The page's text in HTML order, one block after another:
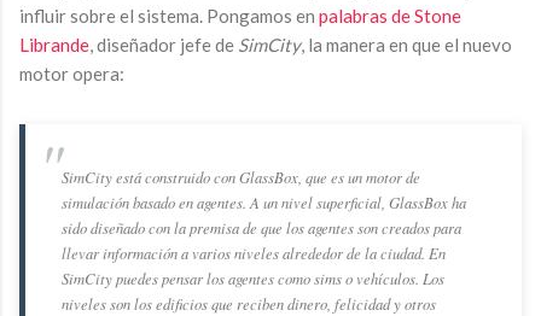
influir sobre el sistema. Pongamos en palabras de Stone
Librande, diseñador jefe de SimCity, la manera en que el nuevo
motor opera:
SimCity está construido con GlassBox, que es un motor de
simulación basado en agentes. A un nivel superficial, GlassBox ha
sido diseñado con la premisa de que los agentes son creados para
llevar información a varios niveles alrededor de la ciudad. En
SimCity puedes pensar los agentes como sims o vehículos. Los
niveles son los edificios que reciben dinero, felicidad y otros